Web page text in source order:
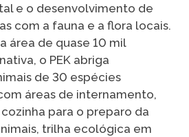
e o desenvolvimento de
com a fauna e a flora locais.
área de quase 10 mil
o PEK abriga
de 30 espécies
áreas de internamento,
para o preparo da
trilha ecológica em